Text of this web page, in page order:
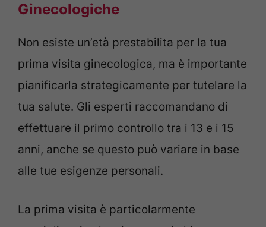
Ginecologiche
Non esiste un’età prestabilita per la tua
prima visita ginecologica, ma è importante
pianificarla strategicamente per tutelare la
tua salute. Gli esperti raccomandano di
effettuare il primo controllo tra i 13 e i 15
anni, anche se questo può variare in base
alle tue esigenze personali.
La prima visita è particolarmente